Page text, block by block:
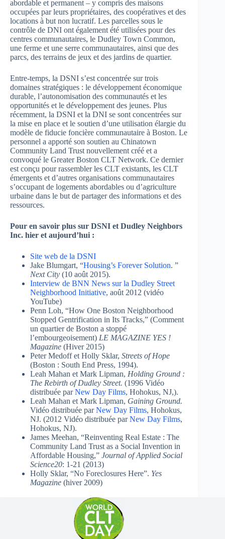
abordable et permanent – y compris des maisons
occupées par leurs propriétaires, des coopératives et des
locations à but non lucratif. Les parcelles sous le
contrôle de DNI ont également été utilisées pour des
centres communautaires, le Dudley Town Common,
une ferme et une serre communautaires, ainsi que des
parcs, des terrains de jeux et des jardins de quartier.
Entre-temps, la DSNI s’est concentrée sur trois
domaines stratégiques : le développement économique
durable, l’autonomisation des communautés et les
opportunités et le développement des jeunes. Plus
récemment, la DSNI et la DNI se sont concentrées sur
la mise en place et le soutien d’une utilisation élargie du
modèle de fiducie foncière communautaire à Boston. Le
personnel a apporté son soutien au Chinatown
Community Land Trust nouvellement créé et a
convoqué le Greater Boston CLT Network. Ce dernier
est conçu pour rassembler les CLT existants, les CLT
émergents et d’autres organisations communautaires
s’occupant de logements abordables ou d’agriculture
urbaine dans le but de partager des informations et des
ressources.
Pour en savoir plus sur DSNI et Dudley Neighbors
Inc. hier et aujourd’hui :
Site web de la DSNI
Jake Blumgart, “Housing’s Forever Solution. ”
Next City (10 août 2015).
Interview de BNN News sur la Dudley Street
Neighborhood Initiative, août 2012 (vidéo
YouTube)
Penn Loh, “How One Boston Neighborhood
Stopped Gentrification in Its Tracks,” (Comment
un quartier de Boston a stoppé
l’embourgeoisement) LE MAGAZINE YES !
Magazine (Hiver 2015)
Peter Medoff et Holly Sklar, Streets of Hope
(Boston : South End Press, 1994).
Leah Mahan et Mark Lipman, Holding Ground :
The Rebirth of Dudley Street. (1996 Vidéo
distribuée parNew Day Films, Hohokus, NJ,).
Leah Mahan et Mark Lipman, Gaining Ground.
Vidéo distribuée parNew Day Films, Hohokus,
NJ. (2012 Vidéo distribuée parNew Day Films,
Hohokus, NJ).
James Meehan, “Reinventing Real Estate : The
Community Land Trust as a Social Invention in
Affordable Housing,” Journal of Applied Social
Science20: 1-21 (2013)
Holly Sklar, “No Foreclosures Here”. Yes
Magazine (hiver 2009)